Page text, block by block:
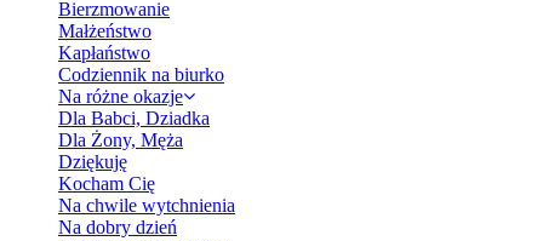
Bierzmowanie
Małżeństwo
Kapłaństwo
Codziennik na biurko
Na różne okazje
Dla Babci, Dziadka
Dla Żony, Męża
Dziękuję
Kocham Cię
Na chwile wytchnienia
Na dobry dzień